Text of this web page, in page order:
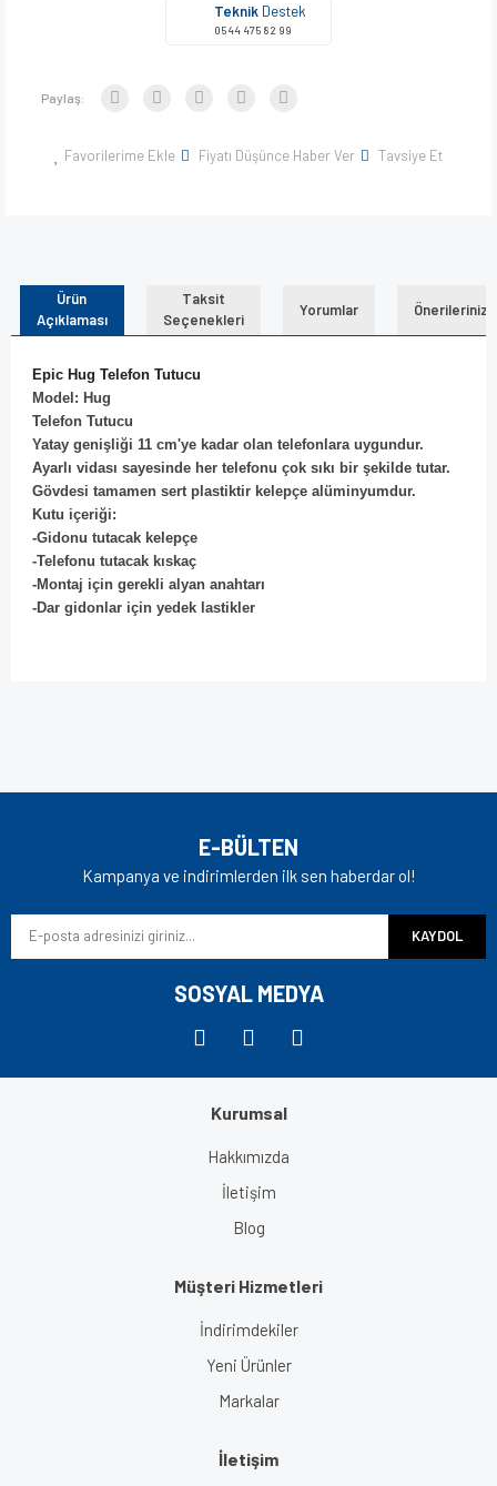
Teknik Destek
0544 475 82 99
Paylaş:
Favorilerime Ekle Fiyatı Düşünce Haber Ver Tavsiye Et
Ürün
Açıklaması
Taksit
Seçenekleri
Yorumlar Önerileriniz
Epic Hug Telefon Tutucu
Model: Hug
Telefon Tutucu
Yatay genişliği 11 cm'ye kadar olan telefonlara uygundur.
Ayarlı vidası sayesinde her telefonu çok sıkı bir şekilde tutar.
Gövdesi tamamen sert plastiktir kelepçe alüminyumdur.
Kutu içeriği:
-Gidonu tutacak kelepçe
-Telefonu tutacak kıskaç
-Montaj için gerekli alyan anahtarı
-Dar gidonlar için yedek lastikler
Ürün resmi kalitesiz, bozuk veya görüntülenemiyor.
Ürün açıklamasında eksik bilgiler bulunuyor.
Ürün fiyatı diğer sitelerden daha pahalı.
E-BÜLTEN
Kampanya ve indirimlerden ilk sen haberdar ol!
KAYDOL
SOSYAL MEDYA
Kurumsal
Hakkımızda
İletişim
Blog
Müşteri Hizmetleri
İndirimdekiler
Yeni Ürünler
Markalar
İletişim